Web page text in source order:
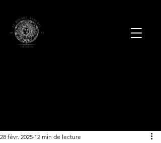
28 févr. 2025 12 min de lecture